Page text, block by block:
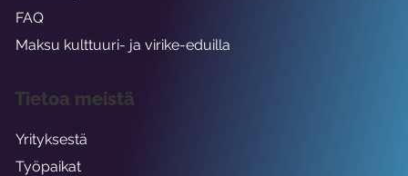
FAQ
Maksu kulttuuri- ja virike-eduilla
Tietoa meistä
Yrityksestä
Työpaikat